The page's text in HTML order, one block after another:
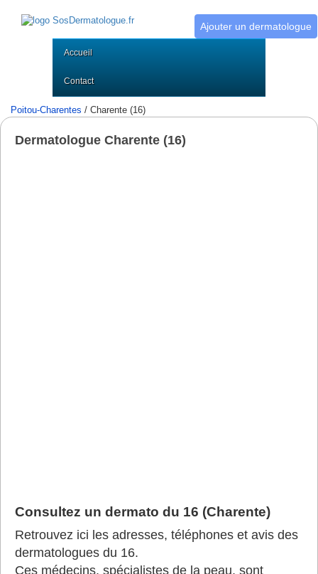
Ajouter un dermatologue
Accueil
Contact
Poitou-Charentes / Charente (16)
Dermatologue Charente (16)
Consultez un dermato du 16 (Charente)
Retrouvez ici les adresses, téléphones et avis des
dermatologues du 16.
Ces médecins, spécialistes de la peau, sont